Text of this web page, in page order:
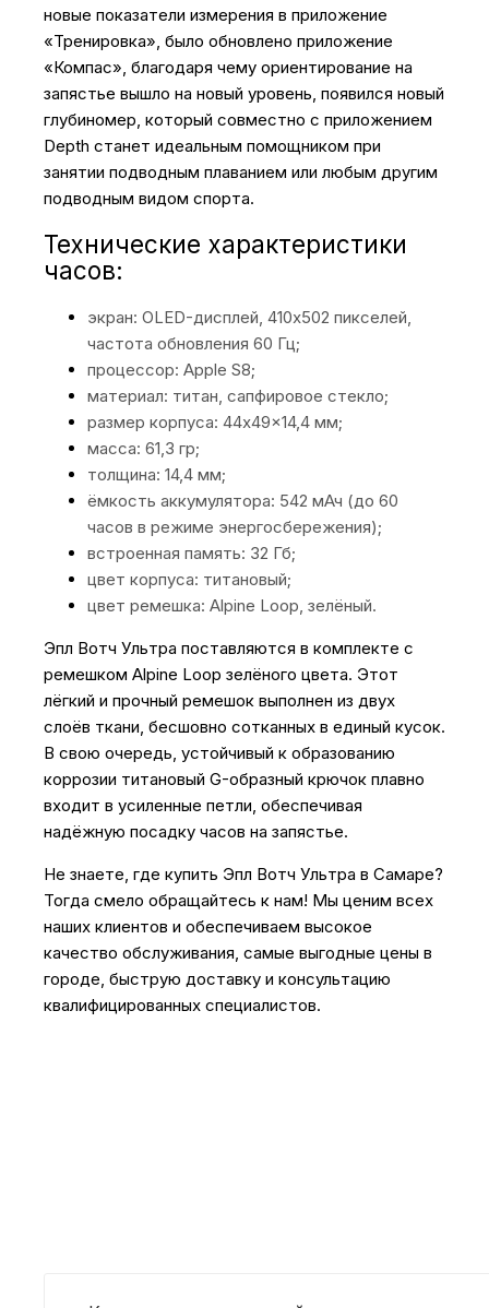
новые показатели измерения в приложение
«Тренировка», было обновлено приложение
«Компас», благодаря чему ориентирование на
запястье вышло на новый уровень, появился новый
глубиномер, который совместно с приложением
Depth станет идеальным помощником при
занятии подводным плаванием или любым другим
подводным видом спорта.
Технические характеристики
часов:
экран: OLED-дисплей, 410x502 пикселей,
частота обновления 60 Гц;
процессор: Apple S8;
материал: титан, сапфировое стекло;
размер корпуса: 44x49x14,4 мм;
масса: 61,3 гр;
толщина: 14,4 мм;
ёмкость аккумулятора: 542 мАч (до 60
часов в режиме энергосбережения);
встроенная память: 32 Гб;
цвет корпуса: титановый;
цвет ремешка: Alpine Loop, зелёный.
Эпл Вотч Ультра поставляются в комплекте с
ремешком Alpine Loop зелёного цвета. Этот
лëгкий и прочный ремешок выполнен из двух
слоëв ткани, бесшовно сотканных в единый кусок.
В свою очередь, устойчивый к образованию
коррозии титановый G-образный крючок плавно
входит в усиленные петли, обеспечивая
надëжную посадку часов на запястье.
Не знаете, где купить Эпл Вотч Ультра в Самаре?
Тогда смело обращайтесь к нам! Мы ценим всех
наших клиентов и обеспечиваем высокое
качество обслуживания, самые выгодные цены в
городе, быструю доставку и консультацию
квалифицированных специалистов.